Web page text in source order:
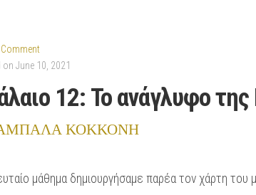
Comment
on June 10, 2021
12: Το ανάγλυφο της
ΚΟΚΚΟΝΗ
μάθημα δημιουργήσαμε παρέα τον χάρτη